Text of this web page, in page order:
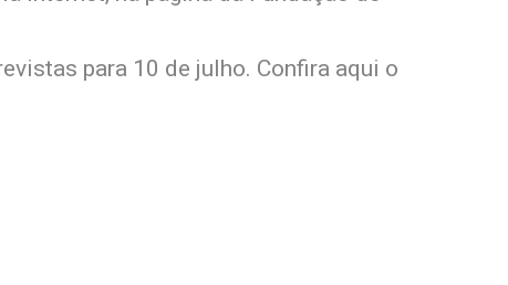
para 10 de julho. Confira aqui o